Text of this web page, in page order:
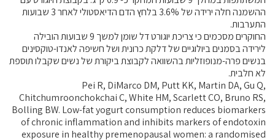
ההשמנה חלה ירידה של 3.6% בלחץ הדם הדיאסטולי לאחר 3 שבועות
התערבות.
החוקרים מסכמים כי צריכת יוגורט דל שומן למשך 9 שבועות הובילה
לירידה בסמנים ביולוגיים של דלקת כרונית ושל חשיפה לאנדו-טוקסינים
בנשים פרה-מנופוזליות בהשוואה לקבוצת ביקורת של נשים שקבלו תוספת
לא חלבית.
Pei R, DiMarco DM, Putt KK, Martin DA, Gu Q,
Chitchumroonchokchai C, White HM, Scarlett CO, Bruno RS,
Bolling BW. Low-fat yogurt consumption reduces biomarkers
of chronic inflammation and inhibits markers of endotoxin
exposure in healthy premenopausal women: a randomised